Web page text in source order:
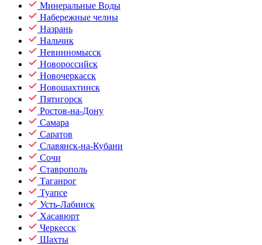
Минеральные Воды
Набережные челны
Назрань
Нальчик
Невинномысск
Новороссийск
Новочеркасск
Новошахтинск
Пятигорск
Ростов-на-Дону
Самара
Саратов
Славянск-на-Кубани
Сочи
Ставрополь
Таганрог
Туапсе
Усть-Лабинск
Хасавюрт
Черкесск
Шахты